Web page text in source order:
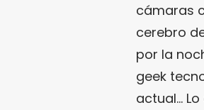
cámaras
cerebro
por la
geek
actual…